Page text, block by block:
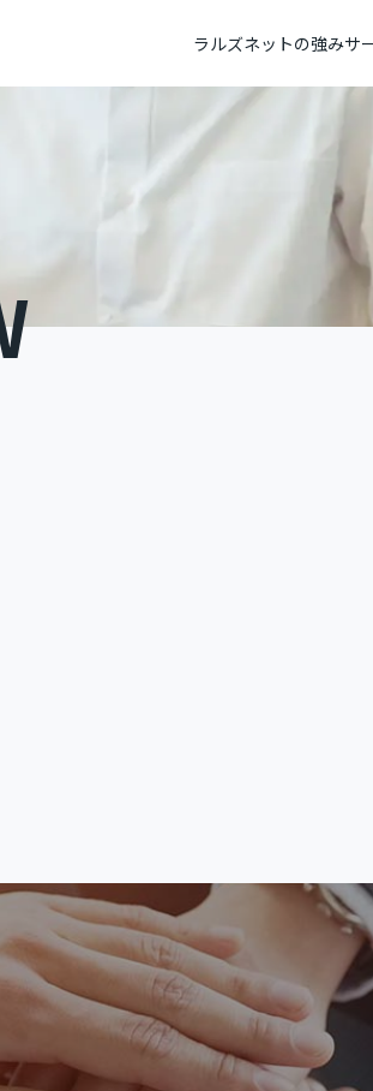
ラルズネットの強みサ
作 不動産システム
ジ パーパス＆